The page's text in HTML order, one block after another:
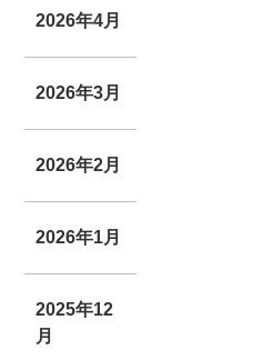
2026年4月
2026年3月
2026年2月
2026年1月
2025年12
月